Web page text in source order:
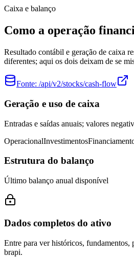
Caixa e balanço
Como a operação
Resultado contábil e geração de caixa
diferentes; aqui os dois deixam de se
Fonte: /api/v2/stocks/cash-flow
Geração e uso de caixa
Entradas e saídas anuais; valores
OperacionalInvestimentos
Estrutura do balanço
Último balanço anual disponível
Dados completos do ativo
Entre para ver históricos, fundamentos,
brapi.